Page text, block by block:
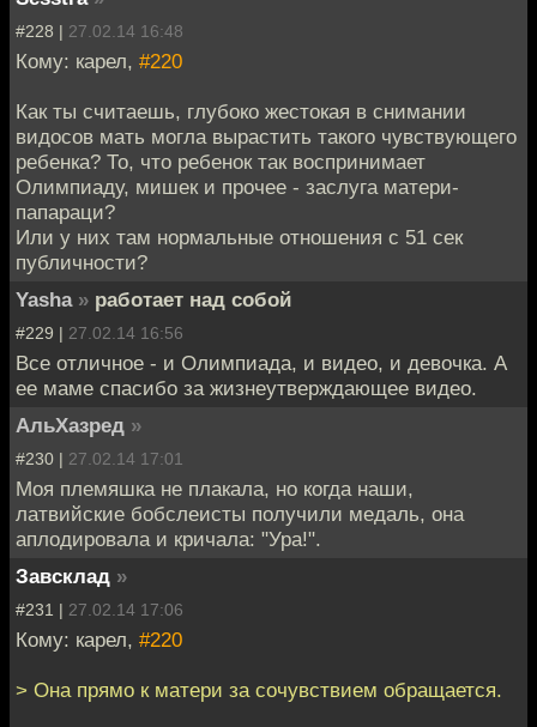
#228 | 27.02.14 16:48
Кому: карел, #220
Как ты считаешь, глубоко жестокая в снимании
видосов мать могла вырастить такого чувствующего
ребенка? То, что ребенок так воспринимает
Олимпиаду, мишек и прочее - заслуга матери-
папараци?
Или у них там нормальные отношения с 51 сек
публичности?
Yasha » работает над собой
#229 | 27.02.14 16:56
Все отличное - и Олимпиада, и видео, и девочка. А
ее маме спасибо за жизнеутверждающее видео.
АльХазред »
#230 | 27.02.14 17:01
Моя племяшка не плакала, но когда наши,
латвийские бобслеисты получили медаль, она
аплодировала и кричала: "Ура!".
Завсклад »
#231 | 27.02.14 17:06
Кому: карел, #220
> Она прямо к матери за сочувствием обращается.